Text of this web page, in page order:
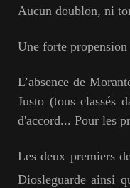
Aucun doublon, ni
Une forte
L’absence de
Justo (tous classés
d'accord... Pour les
Les deux premiers
Diosleguarde ainsi